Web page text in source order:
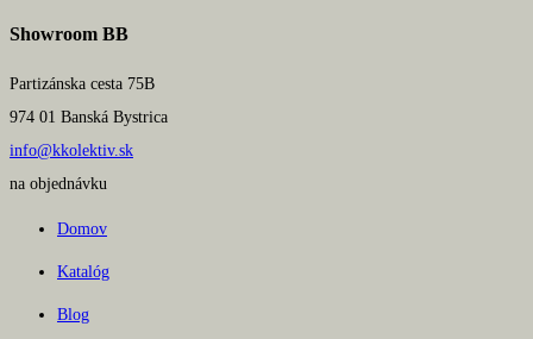
Showroom BB
Partizánska cesta 75B
974 01 Banská Bystrica
info@kkolektiv.sk
na objednávku
Domov
Katalóg
Blog